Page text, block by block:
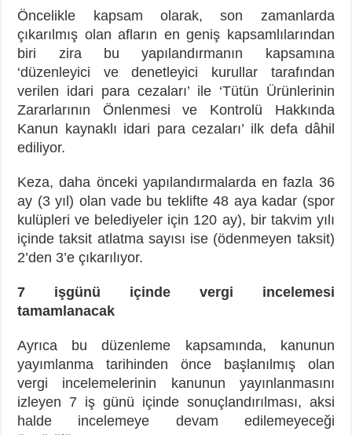
Öncelikle kapsam olarak, son zamanlarda
çıkarılmış olan afların en geniş kapsamlılarından
biri zira bu yapılandırmanın kapsamına
‘düzenleyici ve denetleyici kurullar tarafından
verilen idari para cezaları’ ile ‘Tütün Ürünlerinin
Zararlarının Önlenmesi ve Kontrolü Hakkında
Kanun kaynaklı idari para cezaları’ ilk defa dâhil
ediliyor.
Keza, daha önceki yapılandırmalarda en fazla 36
ay (3 yıl) olan vade bu teklifte 48 aya kadar (spor
kulüpleri ve belediyeler için 120 ay), bir takvim yılı
içinde taksit atlatma sayısı ise (ödenmeyen taksit)
2’den 3’e çıkarılıyor.
7 işgünü içinde vergi incelemesi
tamamlanacak
Ayrıca bu düzenleme kapsamında, kanunun
yayımlanma tarihinden önce başlanılmış olan
vergi incelemelerinin kanunun yayınlanmasını
izleyen 7 iş günü içinde sonuçlandırılması, aksi
halde incelemeye devam edilemeyeceği